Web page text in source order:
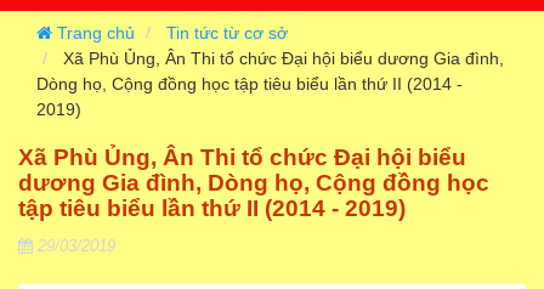
Trang chủ
Tin tức từ cơ sở
Xã Phù Ủng, Ân Thi tổ chức Đại hội biểu dương Gia đình,
Dòng họ, Cộng đồng học tập tiêu biểu lần thứ II (2014 -
2019)
Xã Phù Ủng, Ân Thi tổ chức Đại hội biểu
dương Gia đình, Dòng họ, Cộng đồng học
tập tiêu biểu lần thứ II (2014 - 2019)
29/03/2019